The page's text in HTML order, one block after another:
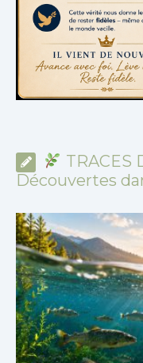
TRACES
Découvertes